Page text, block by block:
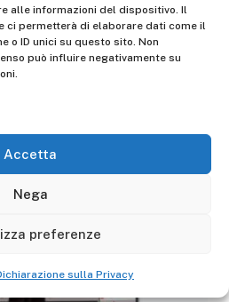
alle informazioni del dispositivo. Il
ci permetterà di elaborare dati come il
o ID unici su questo sito. Non
può influire negativamente su
Accetta
Nega
preferenze
sulla Privacy
una questione